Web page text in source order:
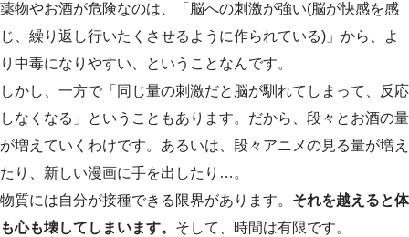
薬物やお酒が危険なのは、「脳への刺激が強い(脳が快感を感
じ、繰り返し行いたくさせるように作られている)」から、よ
り中毒になりやすい、ということなんです。
しかし、一方で「同じ量の刺激だと脳が馴れてしまって、反応
しなくなる」ということもあります。だから、段々とお酒の量
が増えていくわけです。あるいは、段々アニメの見る量が増え
たり、新しい漫画に手を出したり…。
物質には自分が接種できる限界があります。 それを越えると体
も心も壊してしまいます。 そして、時間は有限です。